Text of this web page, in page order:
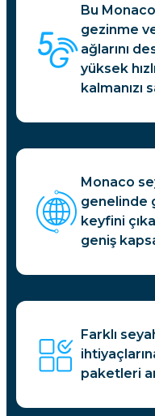
Bu
gezinme
ağlarını
yüksek
kalmanızı
Monaco
genelinde
keyfini
geniş
Farklı
paketleri